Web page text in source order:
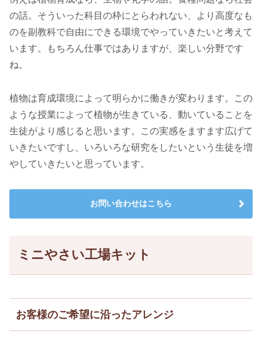
の話。そういった科目の枠にとらわれない、より高度なも
のを副教科で自由にできる環境でやっていきたいと考えて
います。もちろん仕事ではありますが、楽しい分野です
ね。
植物は育成環境によって明らかに働きが変わります。この
ような授業によって植物が生きている、動いていることを
生徒がより感じると思います。この実感をますます広げて
いきたいですし、いろいろな研究をしたいという生徒を増
やしていきたいと思っています。
お問い合わせはこちら
ミニやさい工場キット
お客様のご希望に沿ったアレンジ